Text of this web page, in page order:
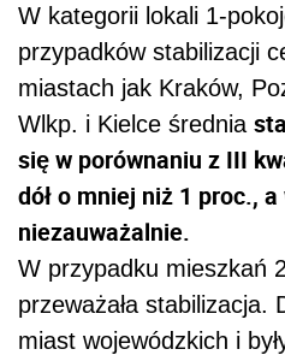
W kategorii lokali 1-
przypadków stabilizacji
miastach jak Kraków,
Wlkp. i Kielce średnia
się w porównaniu z III
dół o mniej niż 1 proc.,
niezauważalnie.
W przypadku mieszkań
przeważała stabilizacja.
miast wojewódzkich i